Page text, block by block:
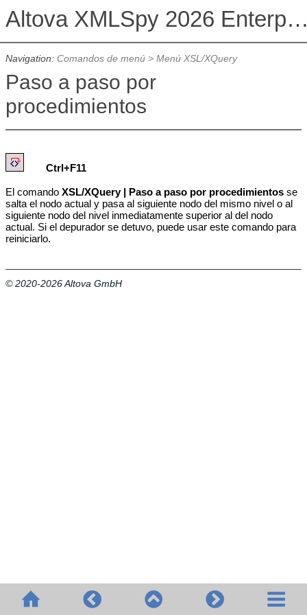
Altova XMLSpy 2026
Navigation: Comandos de menú> Menú XSL/XQuery
Paso a paso por
procedimientos
Ctrl+F11
El comando XSL/XQuery | Paso a paso por procedimientosse
salta el nodo actual y pasa al siguiente nodo del mismo nivel o al
siguiente nodo del nivel inmediatamente superior al del nodo
actual. Si el depurador se detuvo, puede usar este comando para
reiniciarlo.
© 2020-2026 Altova GmbH